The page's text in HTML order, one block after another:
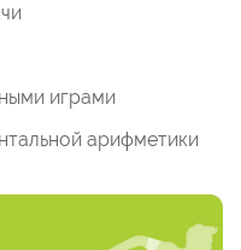
играми
арифметики